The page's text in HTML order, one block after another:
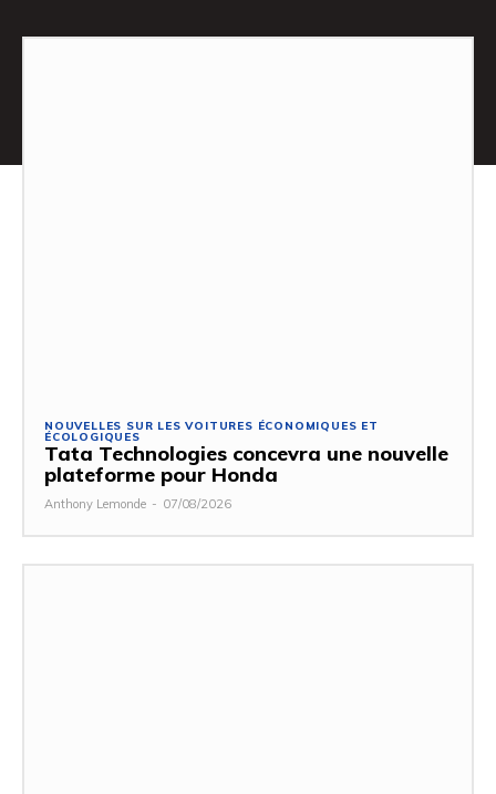
NOUVELLES SUR LES VOITURES ÉCONOMIQUES ET
ÉCOLOGIQUES
Tata Technologies concevra une nouvelle
plateforme pour Honda
Anthony Lemonde - 07/08/2026